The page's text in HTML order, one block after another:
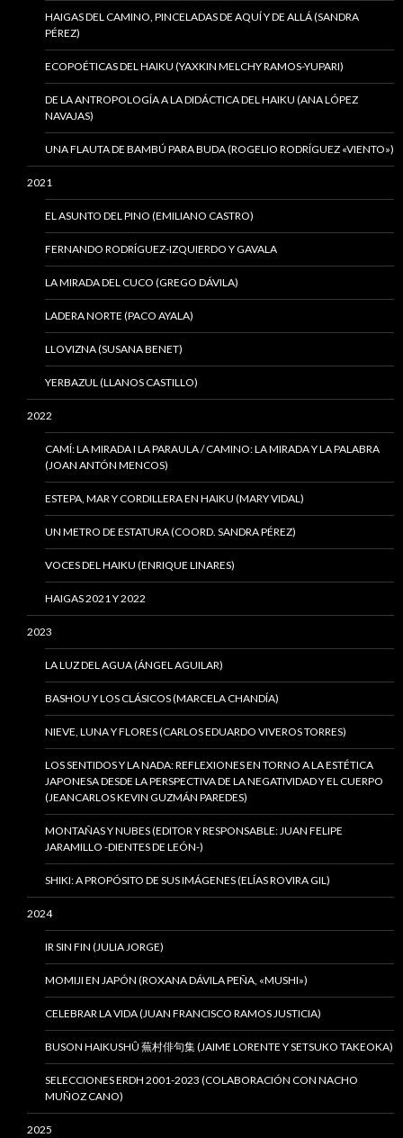
HAIGAS DEL CAMINO, PINCELADAS DE AQUÍ Y DE ALLÁ (SANDRA
PÉREZ)
ECOPOÉTICAS DEL HAIKU (YAXKIN MELCHY RAMOS-YUPARI)
DE LA ANTROPOLOGÍA A LA DIDÁCTICA DEL HAIKU (ANA LÓPEZ
NAVAJAS)
UNA FLAUTA DE BAMBÚ PARA BUDA (ROGELIO RODRÍGUEZ «VIENTO»)
2021
EL ASUNTO DEL PINO (EMILIANO CASTRO)
FERNANDO RODRÍGUEZ-IZQUIERDO Y GAVALA
LA MIRADA DEL CUCO (GREGO DÁVILA)
LADERA NORTE (PACO AYALA)
LLOVIZNA (SUSANA BENET)
YERBAZUL (LLANOS CASTILLO)
2022
CAMÍ: LA MIRADA I LA PARAULA / CAMINO: LA MIRADA Y LA PALABRA
(JOAN ANTÓN MENCOS)
ESTEPA, MAR Y CORDILLERA EN HAIKU (MARY VIDAL)
UN METRO DE ESTATURA (COORD. SANDRA PÉREZ)
VOCES DEL HAIKU (ENRIQUE LINARES)
HAIGAS 2021 Y 2022
2023
LA LUZ DEL AGUA (ÁNGEL AGUILAR)
BASHOU Y LOS CLÁSICOS (MARCELA CHANDÍA)
NIEVE, LUNA Y FLORES (CARLOS EDUARDO VIVEROS TORRES)
LOS SENTIDOS Y LA NADA: REFLEXIONES EN TORNO A LA ESTÉTICA
JAPONESA DESDE LA PERSPECTIVA DE LA NEGATIVIDAD Y EL CUERPO
(JEANCARLOS KEVIN GUZMÁN PAREDES)
MONTAÑAS Y NUBES (EDITOR Y RESPONSABLE: JUAN FELIPE
JARAMILLO -DIENTES DE LEÓN-)
SHIKI: A PROPÓSITO DE SUS IMÁGENES (ELÍAS ROVIRA GIL)
2024
IR SIN FIN (JULIA JORGE)
MOMIJI EN JAPÓN (ROXANA DÁVILA PEÑA, «MUSHI»)
CELEBRAR LA VIDA (JUAN FRANCISCO RAMOS JUSTICIA)
BUSON HAIKUSHÛ 蕪村俳句集 (JAIME LORENTE Y SETSUKO TAKEOKA)
SELECCIONES ERDH 2001-2023 (COLABORACIÓN CON NACHO
MUÑOZ CANO)
2025